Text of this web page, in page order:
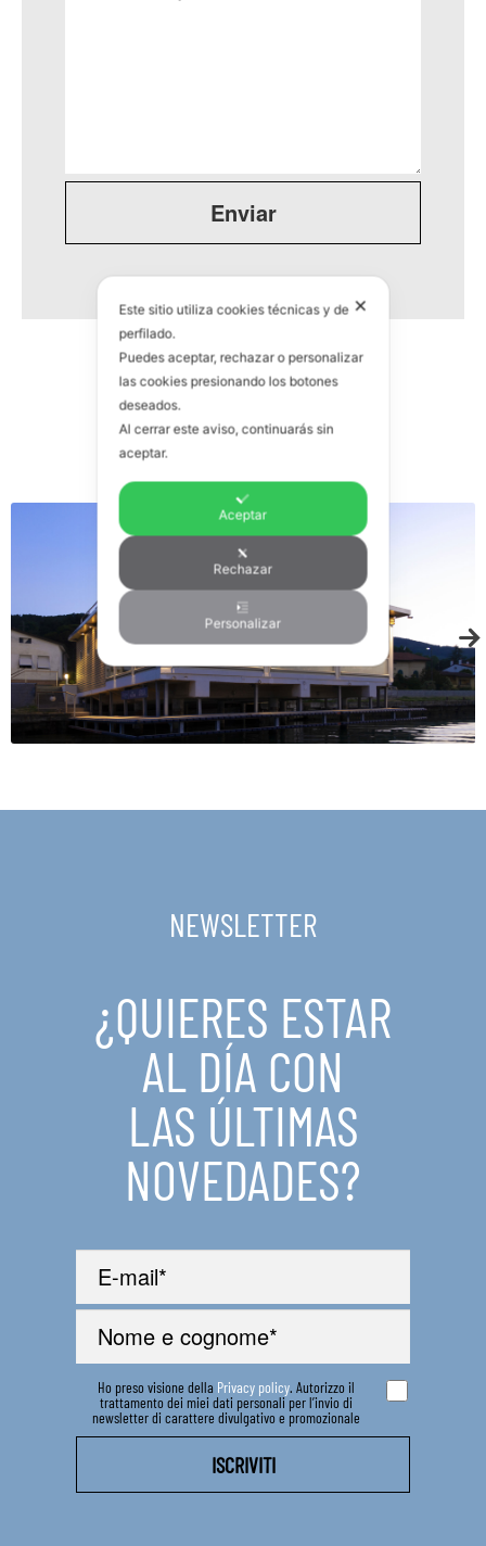
NEWSLETTER
¿QUIERES ESTAR
AL DÍA CON
LAS ÚLTIMAS
NOVEDADES?
Ho preso visione della Privacy policy. Autorizzo il
trattamento dei miei dati personali per l’invio di
newsletter di carattere divulgativo e promozionale
✕
Este sitio utiliza cookies técnicas y de
perfilado.
Puedes aceptar, rechazar o personalizar
las cookies presionando los botones
deseados.
Al cerrar este aviso, continuarás sin
aceptar.
Aceptar
Rechazar
Personalizar